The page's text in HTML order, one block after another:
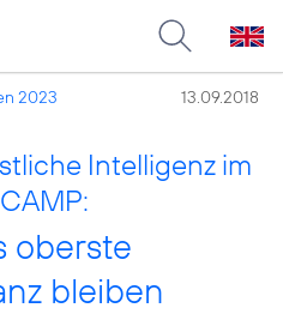
2023 13.09.2018
Intelligenz im
oberste
bleiben